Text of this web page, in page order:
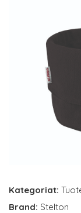
Kategoriat:
Brand: Stelton